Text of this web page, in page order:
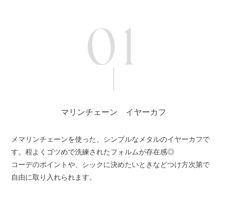
マリンチェーン イヤーカフ
メマリンチェーンを使った、シンプルなメタルのイヤーカフで
す。程よくゴツめで洗練されたフォルムが存在感◎
コーデのポイントや、シックに決めたいときなどつけ方次第で
自由に取り入れられます。